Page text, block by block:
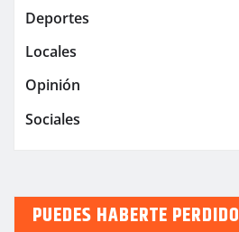
Deportes
Locales
Opinión
Sociales
PUEDES HABERTE PERDIDO